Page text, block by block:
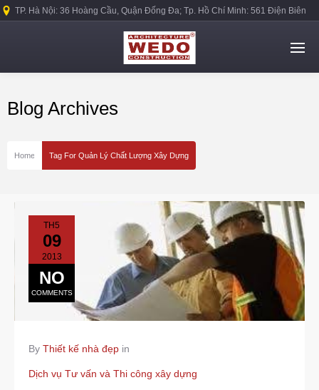
TP. Hà Nội: 36 Hoàng Cầu, Quận Đống Đa; Tp. Hồ Chí Minh: 561 Điện Biên
Blog Archives
Home Tag For Quản Lý Chất Lượng Xây Dựng
TH5
09
2013
NO
COMMENTS
By Thiết kế nhà đẹp in
Dịch vụ Tư vấn và Thi công xây dựng